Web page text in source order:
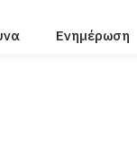
Ενημέρωση